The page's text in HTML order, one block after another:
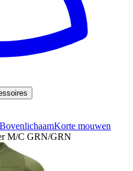
BovenlichaamKorte mouwen
M/C GRN/GRN